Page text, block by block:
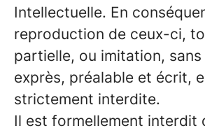
Intellectuelle. En
reproduction de ceux-ci,
partielle, ou imitation,
exprès, préalable et écrit,
strictement interdite.
Il est formellement interdit